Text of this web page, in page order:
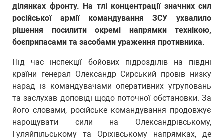
ділянках фронту. На тлі концентрації значних сил
російської армії командування ЗСУ ухвалило
рішення посилити окремі напрямки технікою,
боєприпасами та засобами ураження противника.
Під час інспекції бойових підрозділів на півдні
країни генерал Олександр Сирський провів низку
нарад із командувачами оперативних угруповань
та заслухав доповіді щодо поточної обстановки. За
його словами, російське командування продовжує
нарощувати сили на Олександрівському,
Гуляйпільському та Оріхівському напрямках, де